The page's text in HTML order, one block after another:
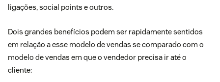
ligações, social points e outros.
Dois grandes benefícios podem ser rapidamente sentidos
em relação a esse modelo de vendas se comparado com o
modelo de vendas em que o vendedor precisa ir até o
cliente: